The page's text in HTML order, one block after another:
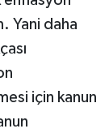
Yani daha
için kanun